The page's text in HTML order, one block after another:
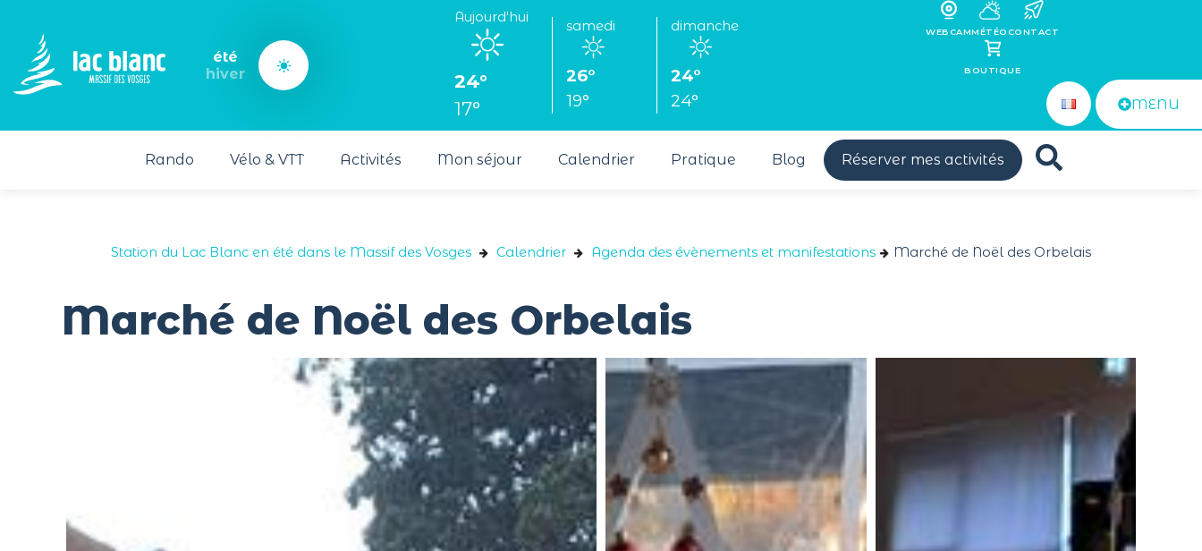
été
hiver
Aujourd'hui
24°
17°
samedi
26°
19°
dimanche
24°
24°
WEBCAMMÉTÉOCONTACT
BOUTIQUE
MENU
Rando Vélo & VTT Activités Mon séjour Calendrier Pratique Blog Réserver mes activités
Station du Lac Blanc en été dans le Massif des Vosges Calendrier Agenda des évènements et manifestations Marché de Noël des Orbelais
Marché de Noël des Orbelais